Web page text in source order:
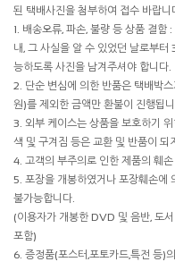
된 택배사진을 첨부하여 접수 바랍
1. 배송오류, 파손, 불량 등 상품 결함
내, 그 사실을 알 수 있었던 날로부
능하도록 사진을 남겨주셔야 합니다.
2. 단순 변심에 의한 반품은 택배박
원)를 제외한 금액만 환불이 진행됩니
3. 외부 케이스는 상품을 보호하기
색 및 구겨짐 등은 교환 및 반품이 되
4. 고객의 부주의로 인한 제품의 훼
5. 포장을 개봉하였거나 포장훼손에
불가능합니다.
(이용자가 개봉한 DVD 및 음반, 도
포함)
6. 증정품(포스터,포토카드,특전 등)